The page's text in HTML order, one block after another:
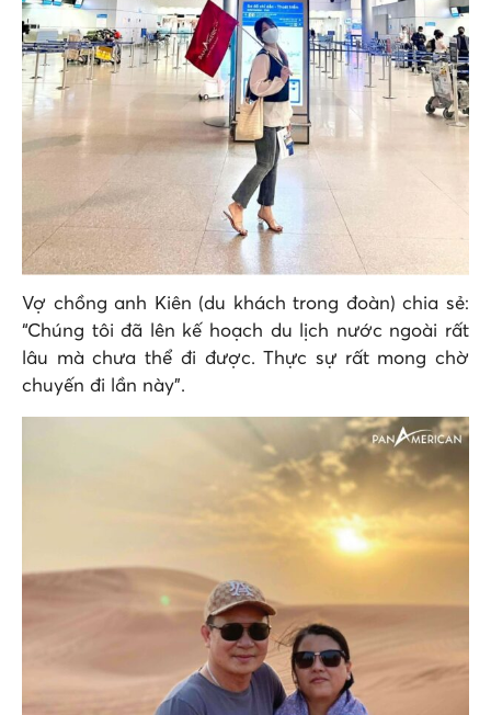
Vợ chồng anh Kiên (du khách trong đoàn) chia sẻ:
“Chúng tôi đã lên kế hoạch du lịch nước ngoài rất
lâu mà chưa thể đi được. Thực sự rất mong chờ
chuyến đi lần này”.